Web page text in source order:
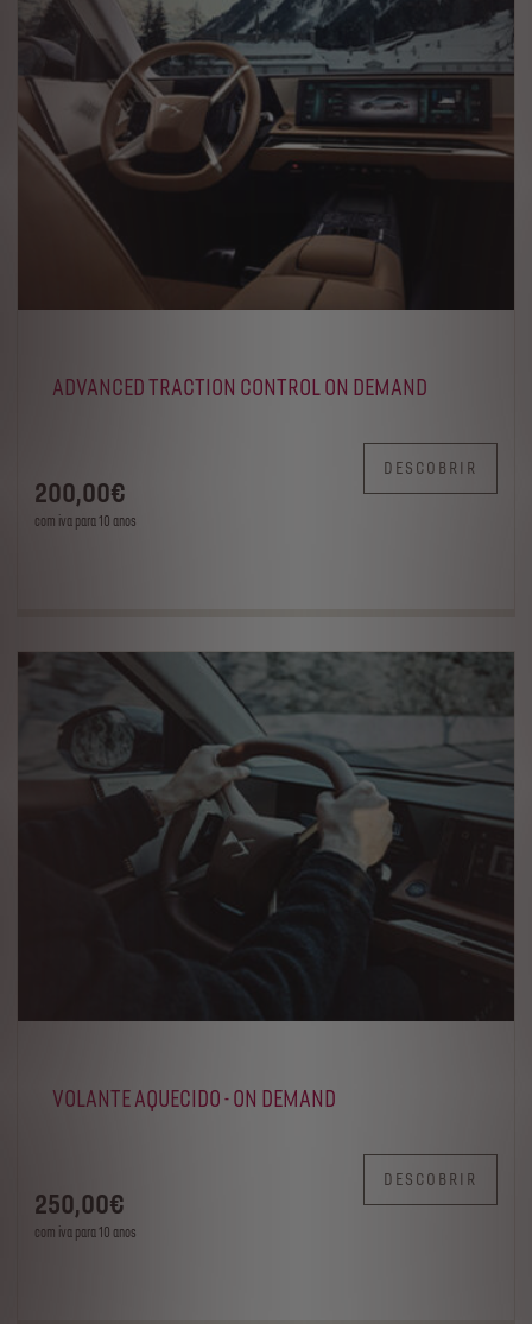
ADVANCED TRACTION CONTROL ON DEMAND
200,00€
com iva para 10 anos
DESCOBRIR
VOLANTE AQUECIDO - ON DEMAND
250,00€
com iva para 10 anos
DESCOBRIR